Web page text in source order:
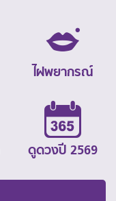
ไฝพยากรณ์
ดูดวงปี 2569